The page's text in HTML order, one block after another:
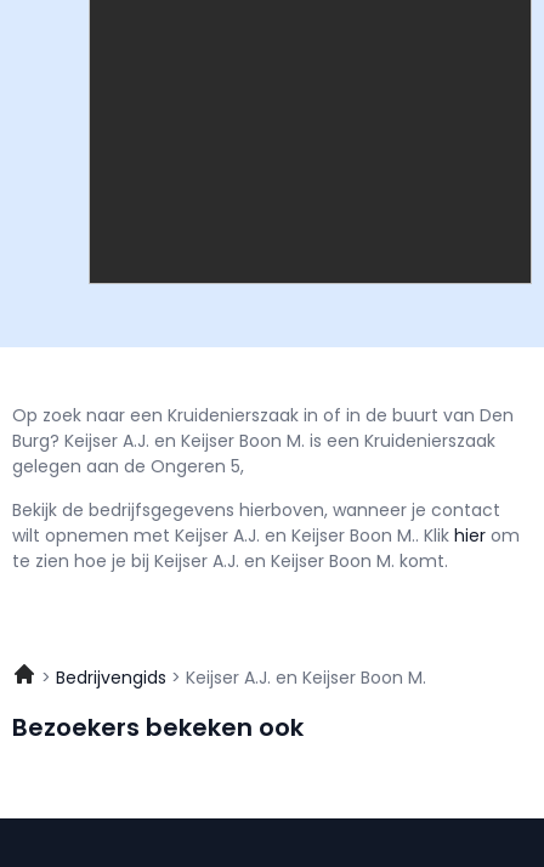
Op zoek naar een Kruidenierszaak in of in de buurt van Den
Burg? Keijser A.J. en Keijser Boon M. is een Kruidenierszaak
gelegen aan de Ongeren 5,
Bekijk de bedrijfsgegevens hierboven, wanneer je contact
wilt opnemen met Keijser A.J. en Keijser Boon M.. Klik hier om
te zien hoe je bij Keijser A.J. en Keijser Boon M. komt.
Bedrijvengids Keijser A.J. en Keijser Boon M.
Bezoekers bekeken ook